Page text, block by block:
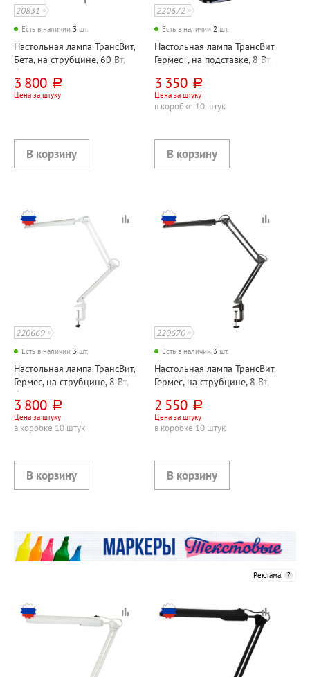
20831
Есть в наличии 3 шт.
Настольная лампа ТрансВит,
Бета, на струбцине, 60 Вт,
белая, E27, кнопочная,
металл
3 800 руб.
Цена за штуку
220672
Есть в наличии 2 шт.
Настольная лампа ТрансВит,
Гермес+, на подставке, 8 Вт,
сенсорная с диммером,
металл
3 350 руб.
Цена за штуку
в коробке 10 штук
220669
Есть в наличии 3 шт.
Настольная лампа ТрансВит,
Гермес, на струбцине, 8 Вт,
белая, светодиодная,
сенсорная, металл
3 800 руб.
Цена за штуку
в коробке 10 штук
220670
Есть в наличии 3 шт.
Настольная лампа ТрансВит,
Гермес, на струбцине, 8 Вт,
сенсорная с диммером,
металл
2 550 руб.
Цена за штуку
в коробке 10 штук
Реклама